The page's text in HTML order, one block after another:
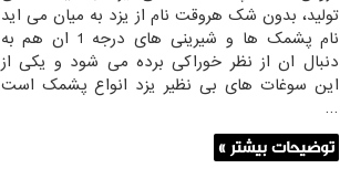
تولید، بدون شک هروقت نام از یزد به میان می اید
نام پشمک ها و شیرینی های درجه 1 ان هم به
دنبال ان از نظر خوراکی برده می شود و یکی از
این سوغات های بی نظیر یزد انواع پشمک است
…
توضیحات بیشتر »